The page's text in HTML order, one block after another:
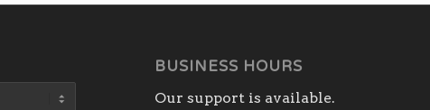
BUSINESS HOURS
Our support is available.